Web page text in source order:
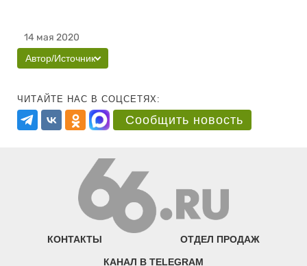
14 мая 2020
Автор/Источник
ЧИТАЙТЕ НАС В СОЦСЕТЯХ:
Сообщить новость
КОНТАКТЫ ОТДЕЛ ПРОДАЖ
КАНАЛ В TELEGRAM